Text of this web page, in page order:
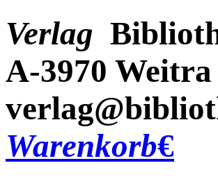
Verlag
A-3970 Weitra
Warenkorb€